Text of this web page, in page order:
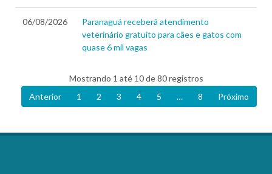
06/08/2026
Paranaguá receberá atendimento
veterinário gratuito para cães e gatos com
quase 6 mil vagas
Mostrando 1 até 10 de 80 registros
Anterior
1 2 3 4 5 … 8 Próximo